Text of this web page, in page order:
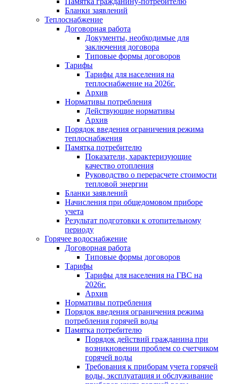
Бланки заявлений
Теплоснабжение
Договорная работа
Документы, необходимые для
заключения договора
Типовые формы договоров
Тарифы
Тарифы для населения на
теплоснабжение на 2026г.
Архив
Нормативы потребления
Действующие нормативы
Архив
Порядок введения ограничения режима
теплоснабжения
Памятка потребителю
Показатели, характеризующие
качество отопления
Руководство о перерасчете стоимости
тепловой энергии
Бланки заявлений
Начисления при общедомовом приборе
учета
Результат подготовки к отопительному
периоду
Горячее водоснабжение
Договорная работа
Типовые формы договоров
Тарифы
Тарифы для населения на ГВС на
2026г.
Архив
Нормативы потребления
Порядок введения ограничения режима
потребления горячей воды
Памятка потребителю
Порядок действий гражданина при
возникновении проблем со счетчиком
горячей воды
Требования к приборам учета горячей
воды, эксплуатация и обслуживание